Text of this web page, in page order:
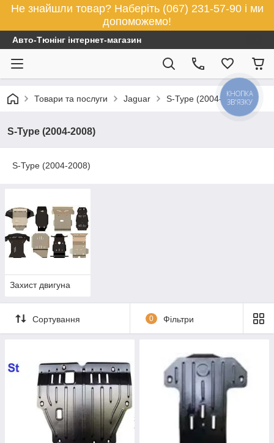
Не знайшли товар? Наберіть (067) 231-57-90 і ми
допоможемо!
Авто-Тюнінг інтернет-магазин
Товари та послуги Jaguar S-Type (2004-2008)
S-Type (2004-2008)
S-Type (2004-2008)
Захист двигуна
Сортування 0 Фільтри
КНОПКА
ЗВ'ЯЗКУ